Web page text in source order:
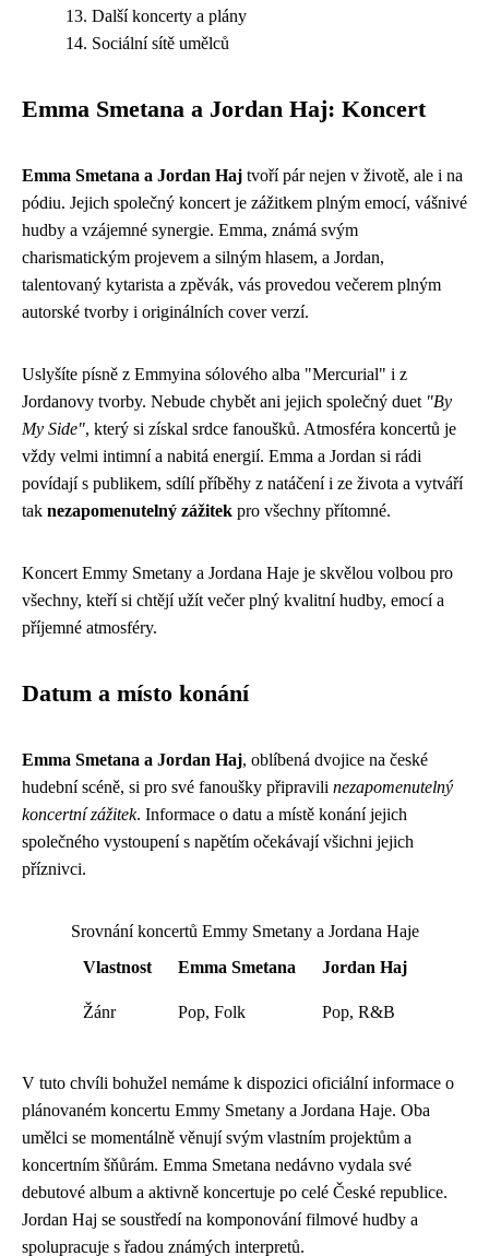
Další koncerty a plány
Sociální sítě umělců
Emma Smetana a Jordan Haj: Koncert
Emma Smetana a Jordan Haj tvoří pár nejen v životě, ale i na
pódiu. Jejich společný koncert je zážitkem plným emocí, vášnivé
hudby a vzájemné synergie. Emma, známá svým
charismatickým projevem a silným hlasem, a Jordan,
talentovaný kytarista a zpěvák, vás provedou večerem plným
autorské tvorby i originálních cover verzí.
Uslyšíte písně z Emmyina sólového alba "Mercurial" i z
Jordanovy tvorby. Nebude chybět ani jejich společný duet "By
My Side", který si získal srdce fanoušků. Atmosféra koncertů je
vždy velmi intimní a nabitá energií. Emma a Jordan si rádi
povídají s publikem, sdílí příběhy z natáčení i ze života a vytváří
tak nezapomenutelný zážitek pro všechny přítomné.
Koncert Emmy Smetany a Jordana Haje je skvělou volbou pro
všechny, kteří si chtějí užít večer plný kvalitní hudby, emocí a
příjemné atmosféry.
Datum a místo konání
Emma Smetana a Jordan Haj, oblíbená dvojice na české
hudební scéně, si pro své fanoušky připravili nezapomenutelný
koncertní zážitek. Informace o datu a místě konání jejich
společného vystoupení s napětím očekávají všichni jejich
příznivci.
Srovnání koncertů Emmy Smetany a Jordana Haje
Vlastnost
Emma Smetana Jordan Haj
Žánr Pop, Folk Pop, R&B
V tuto chvíli bohužel nemáme k dispozici oficiální informace o
plánovaném koncertu Emmy Smetany a Jordana Haje. Oba
umělci se momentálně věnují svým vlastním projektům a
koncertním šňůrám. Emma Smetana nedávno vydala své
debutové album a aktivně koncertuje po celé České republice.
Jordan Haj se soustředí na komponování filmové hudby a
spolupracuje s řadou známých interpretů.